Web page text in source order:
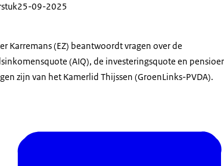
25-09-2025
Karremans (EZ) beantwoordt vragen over de
(AIQ), de investeringsquote en
zijn van het Kamerlid Thijssen (GroenLinks-PVDA).